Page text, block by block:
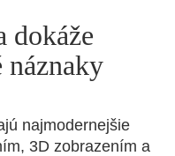
dokáže
najmodernejšie
3D zobrazením a